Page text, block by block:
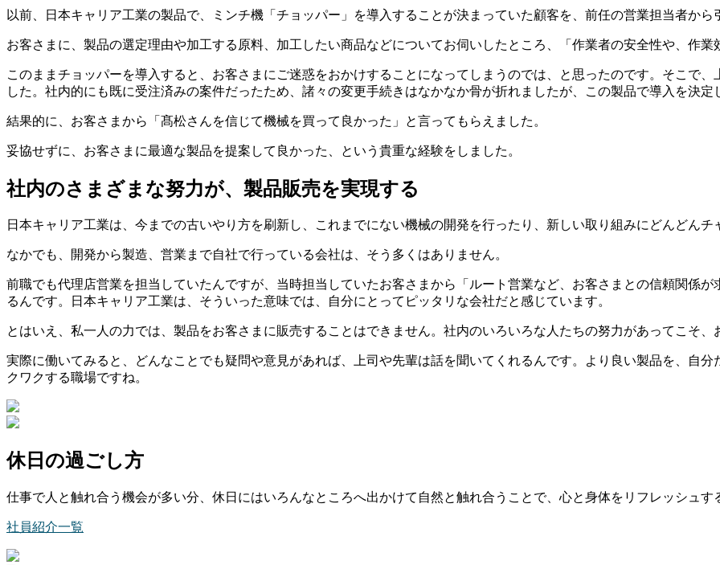
以前、日本キャリア工業の製品で、ミンチ機「チョッパー」を導入することが決まっていた顧客を、前任の営業担当者から
お客さまに、製品の選定理由や加工する原料、加工したい商品などについてお伺いしたところ、「作業者の安全性や、作業
このままチョッパーを導入すると、お客さまにご迷惑をおかけすることになってしまうのでは、と思ったのです。そこで
した。社内的にも既に受注済みの案件だったため、諸々の変更手続きはなかなか骨が折れましたが、この製品で導入を決定
結果的に、お客さまから「髙松さんを信じて機械を買って良かった」と言ってもらえました。
妥協せずに、お客さまに最適な製品を提案して良かった、という貴重な経験をしました。
社内のさまざまな努力が、製品販売を実現する
日本キャリア工業は、今までの古いやり方を刷新し、これまでにない機械の開発を行ったり、新しい取り組みにどんどんチ
なかでも、開発から製造、営業まで自社で行っている会社は、そう多くはありません。
前職でも代理店営業を担当していたんですが、当時担当していたお客さまから「ルート営業など、お客さまとの信頼関係
るんです。日本キャリア工業は、そういった意味では、自分にとってピッタリな会社だと感じています。
とはいえ、私一人の力では、製品をお客さまに販売することはできません。社内のいろいろな人たちの努力があってこそ
実際に働いてみると、どんなことでも疑問や意見があれば、上司や先輩は話を聞いてくれるんです。より良い製品を、自
クワクする職場ですね。
休日の過ごし方
仕事で人と触れ合う機会が多い分、休日にはいろんなところへ出かけて自然と触れ合うことで、心と身体をリフレッシュす
社員紹介一覧